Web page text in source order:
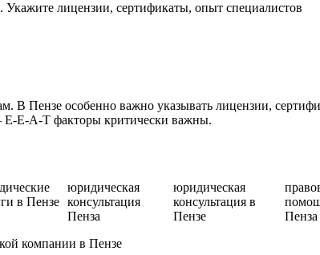
лицензии, сертификаты, опыт специалистов
В Пензе особенно важно указывать лицензии,
E-E-A-T факторы критически важны.
в Пензе
юридическая
консультация
Пенза
юридическая
консультация в
Пензе
Пенза
компании в Пензе